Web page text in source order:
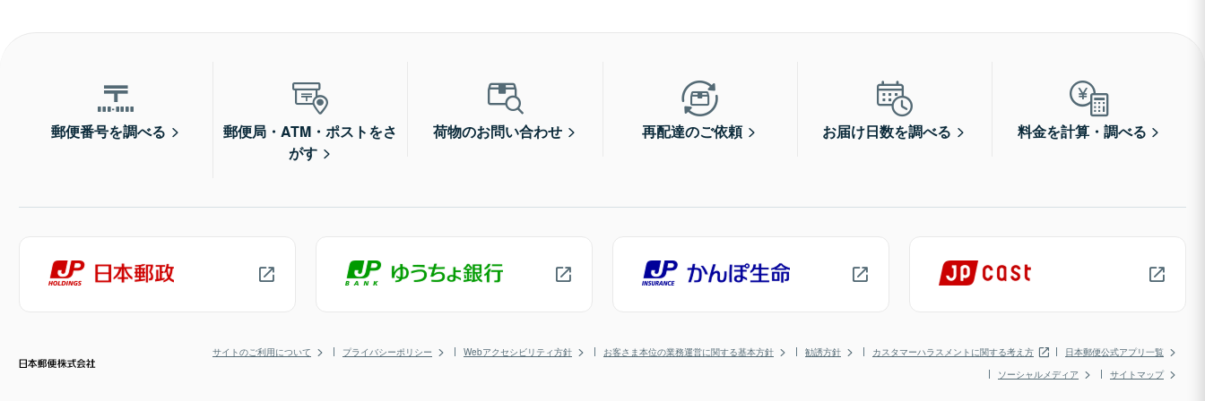
郵便番号を調べる
郵便局・ATM・ポストをさ
がす
荷物のお問い合わせ 再配達のご依頼 お届け日数を調べる 料金を計算・調べる
サイトのご利用について プライバシーポリシー Webアクセシビリティ方針 お客さま本位の業務運営に関する基本方針 勧誘方針 カスタマーハラスメントに関する考え方
日本郵便公式アプリ一覧
ソーシャルメディア
サイトマップ